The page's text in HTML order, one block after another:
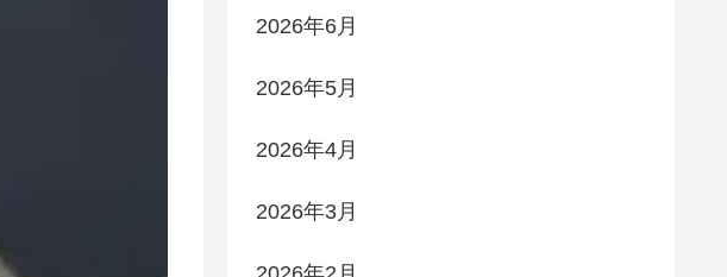
2026年6月
2026年5月
2026年4月
2026年3月